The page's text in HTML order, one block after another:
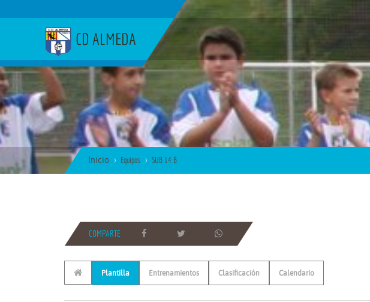
CD ALMEDA
Inicio Equipos SUB 14 B
COMPARTE
Plantilla Entrenamientos Clasificación Calendario